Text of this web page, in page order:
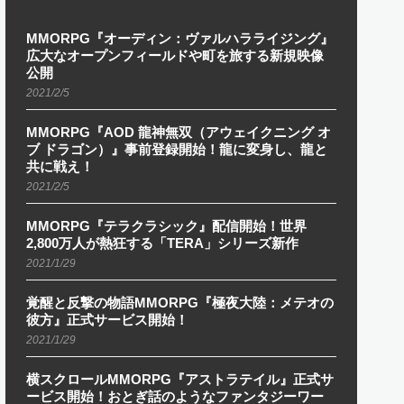
MMORPG『オーディン：ヴァルハラライジング』
広大なオープンフィールドや町を旅する新規映像
公開
2021/2/5
MMORPG『AOD 龍神無双（アウェイクニング オ
ブ ドラゴン）』事前登録開始！龍に変身し、龍と
共に戦え！
2021/2/5
MMORPG『テラクラシック』配信開始！世界
2,800万人が熱狂する「TERA」シリーズ新作
2021/1/29
覚醒と反撃の物語MMORPG『極夜大陸：メテオの
彼方』正式サービス開始！
2021/1/29
横スクロールMMORPG『アストラテイル』正式サ
ービス開始！おとぎ話のようなファンタジーワー